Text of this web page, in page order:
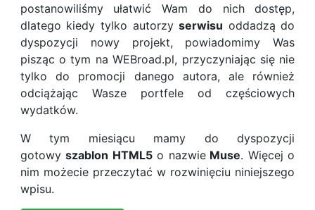
postanowiliśmy ułatwić Wam do nich dostęp,
dlatego kiedy tylko autorzyserwisu oddadzą do
dyspozycji nowy projekt, powiadomimy Was
pisząc o tym na WEBroad.pl, przyczyniając się nie
tylko do promocji danego autora, ale również
odciążając Wasze portfele od częściowych
wydatków.
W tym miesiącu mamy do dyspozycji
gotowyszablon HTML5o nazwieMuse. Więcej o
nim możecie przeczytać w rozwinięciu niniejszego
wpisu.